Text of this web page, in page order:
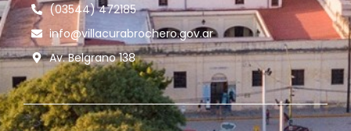
(03544) 472185
info@villacurabrochero.gov.ar
Av. Belgrano 138